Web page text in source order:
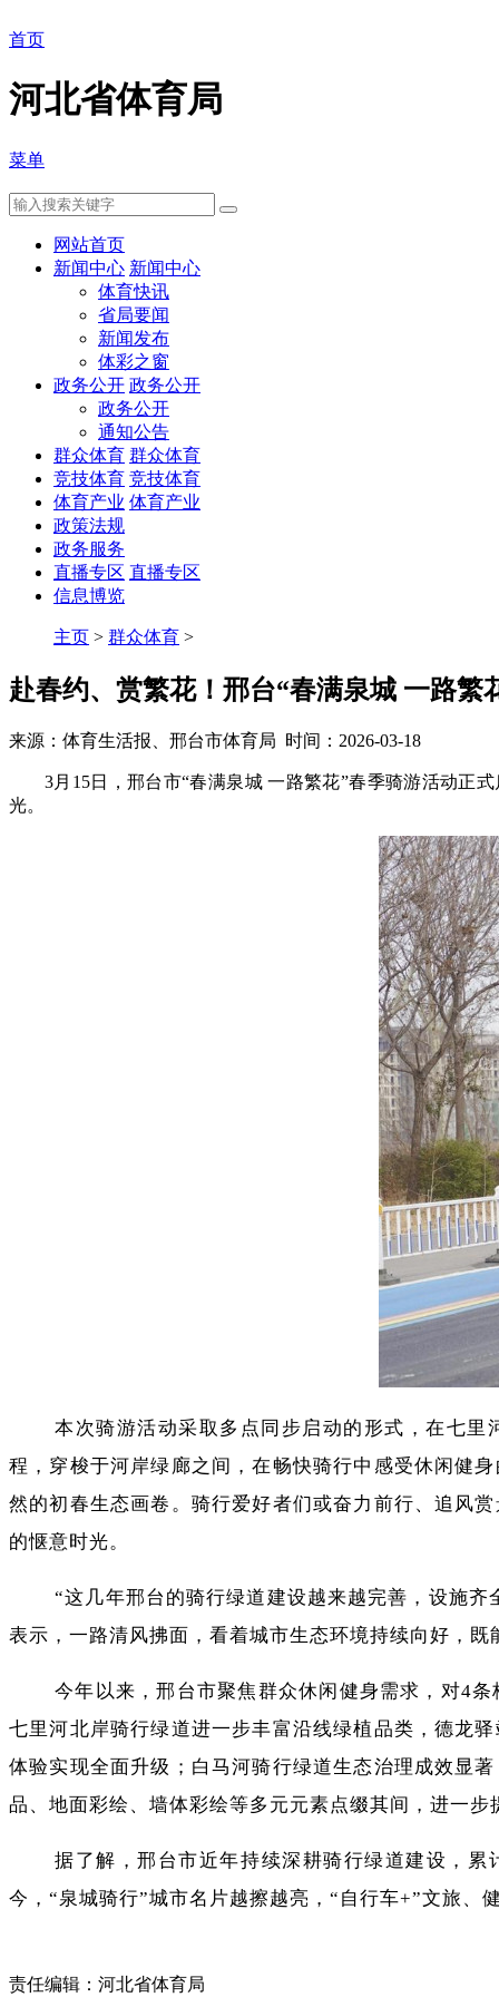
首页
河北省体育局
菜单
网站首页
新闻中心 新闻中心
体育快讯
省局要闻
新闻发布
体彩之窗
政务公开 政务公开
政务公开
通知公告
群众体育 群众体育
竞技体育 竞技体育
体育产业 体育产业
政策法规
政务服务
直播专区 直播专区
信息博览
主页 > 群众体育 >
赴春约、赏繁花！邢台“春满泉城 一路繁
来源：体育生活报、邢台市体育局 时间：2026-03-18
3月15日，邢台市“春满泉城 一路繁花”春季骑游活动正
光。
本次骑游活动采取多点同步启动的形式，在七
程，穿梭于河岸绿廊之间，在畅快骑行中感受休闲健
然的初春生态画卷。骑行爱好者们或奋力前行、追风
的惬意时光。
“这几年邢台的骑行绿道建设越来越完善，设施
表示，一路清风拂面，看着城市生态环境持续向好，
今年以来，邢台市聚焦群众休闲健身需求，对4
七里河北岸骑行绿道进一步丰富沿线绿植品类，德龙驿
体验实现全面升级； 白马河骑行绿道生态治理成效显
品、地面彩绘、墙体彩绘等多元元素点缀其间，进一
据了解，邢台市近年持续深耕骑行绿道建设 ，
今，“泉城骑行”城市名片越擦越亮，“自行车+”文旅
责任编辑：河北省体育局